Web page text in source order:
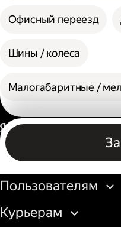
Офисный переезд
Шины / колеса
Малогабаритные /
Бизнесу
Пользователям
Курьерам